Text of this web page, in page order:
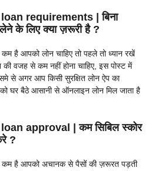
requirements | बिना
के लिए क्या ज़रूरी है ?
है आपको लोन चाहिए तो पहले तो ध्यान रखें
वजह से कम नहीं होना चाहिए, इस पोस्ट में
से अगर आप किसी सुरक्षित लोन ऐप का
घर बैठे आसानी से ऑनलाइन लोन मिल जाता है
approval | कम सिबिल स्कोर
?
कम है आपको अचानक से पैसों की ज़रूरत पड़ती